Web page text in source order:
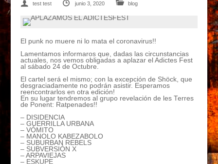
test test junio 3, 2020 blog
El punk no muere ni lo mata el coronavirus!!
Lamentamos informaros que, dadas las circunstancias
actuales, nos vemos obligadas a aplazar el Adictes Fest
al sábado 24 de Octubre.
El cartel será el mismo; con la excepción de Shöck, que
desgraciadamente no podrán asistir. Esperamos
reencontrarlos en otra edición!
En su lugar tendremos al grupo revelación de les Terres
de Ponent: Ratpenades!!
– DISIDENCIA
– GUERRILLA URBANA
– VÓMITO
– MANOLO KABEZABOLO
– SUBURBAN REBELS
– SUBVERSIÓN X
– ARPAVIEJAS
– ESKUPE